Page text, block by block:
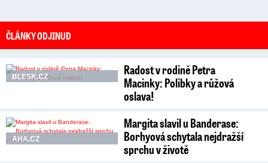
ČLÁNKY ODJINUD
BLESK.CZ
Radost v rodině Petra
Macinky: Polibky a růžová
oslava!
AHA.CZ
Margita slavil u Banderase:
Borhyová schytala nejdražší
sprchu v životě